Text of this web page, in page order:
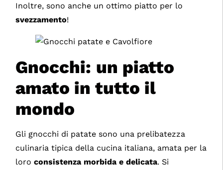
Inoltre, sono anche un ottimo piatto per lo
svezzamento!
Gnocchi: un piatto
amato in tutto il
mondo
Gli gnocchi di patate sono una prelibatezza
culinaria tipica della cucina italiana, amata per la
loroconsistenza morbida e delicata. Si